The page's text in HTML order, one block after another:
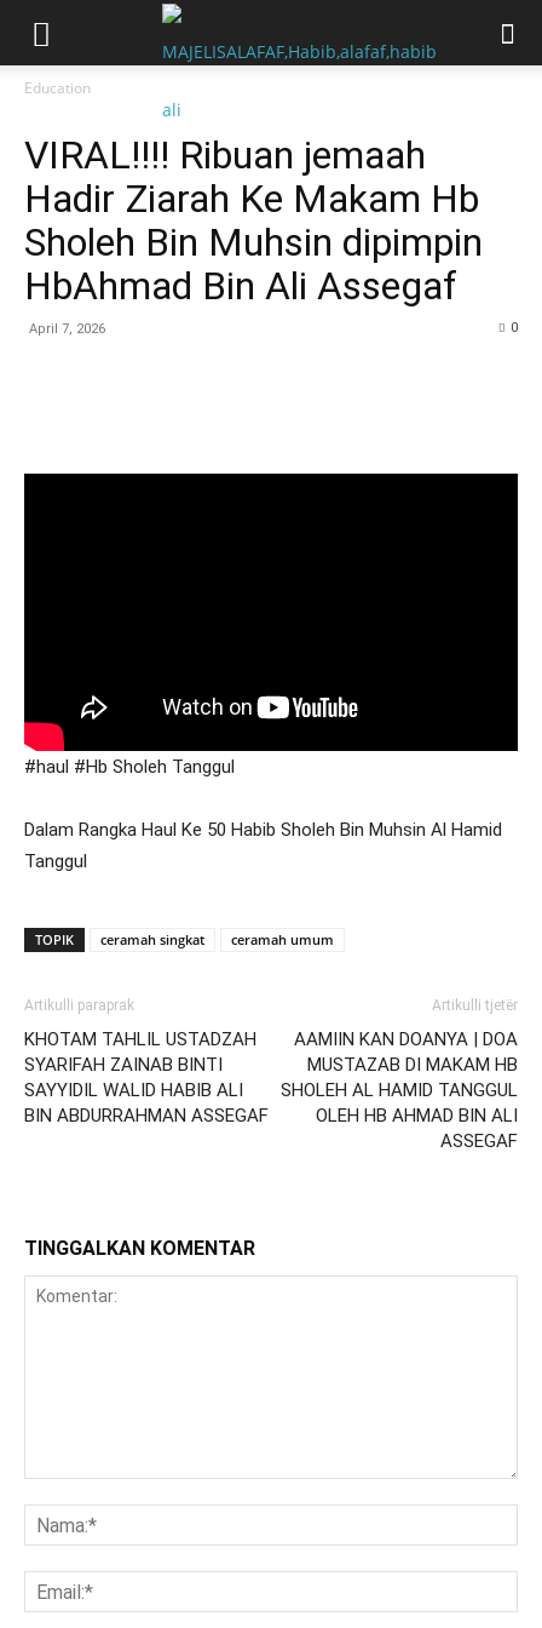
Education
VIRAL!!!! Ribuan jemaah
Hadir Ziarah Ke Makam Hb
Sholeh Bin Muhsin dipimpin
HbAhmad Bin Ali Assegaf
April 7, 2026 0
#haul #Hb Sholeh Tanggul
Dalam Rangka Haul Ke 50 Habib Sholeh Bin Muhsin Al Hamid
Tanggul
TOPIK ceramah singkat ceramah umum
Artikulli paraprak
KHOTAM TAHLIL USTADZAH
SYARIFAH ZAINAB BINTI
SAYYIDIL WALID HABIB ALI
BIN ABDURRAHMAN ASSEGAF
Artikulli tjetër
AAMIIN KAN DOANYA | DOA
MUSTAZAB DI MAKAM HB
SHOLEH AL HAMID TANGGUL
OLEH HB AHMAD BIN ALI
ASSEGAF
TINGGALKAN KOMENTAR